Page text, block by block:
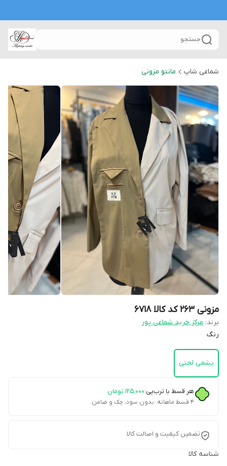
جستجو
شماعی شاپ مانتو مزونی
مزونی ۲۶۳ کد کالا ۶۷۱۸
برند: مرکز خرید شماعی پور
رنگ
یشمی لجنی
هر قسط با ترب‌پی:۱۲۵٬۰۰۰ تومان
۴ قسط ماهانه. بدون سود، چک و ضامن.
تضمین کیفیت و اصالت کالا
شناسه کالا